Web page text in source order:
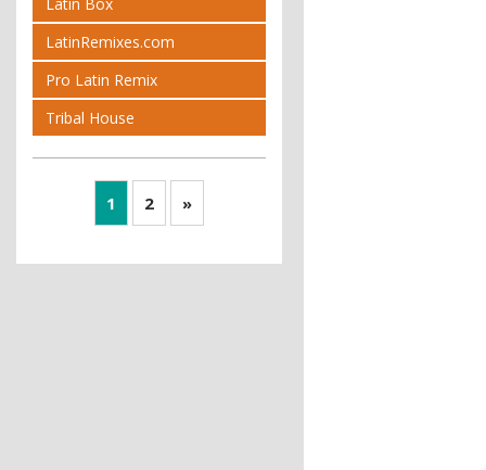
LatinRemixes.com
Pro Latin Remix
Tribal House
1 2 »